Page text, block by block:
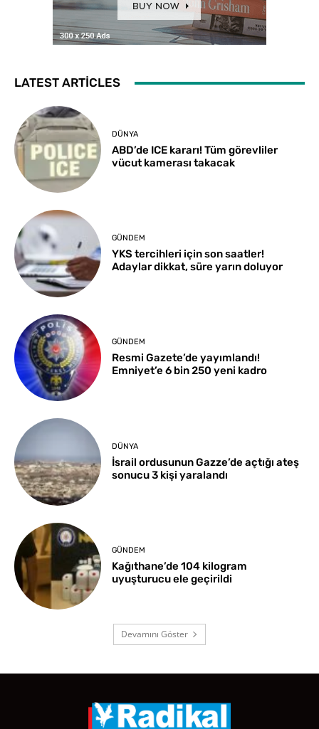
LATEST ARTICLES
DÜNYA
ABD’de ICE kararı! Tüm görevliler
vücut kamerası takacak
GÜNDEM
YKS tercihleri için son saatler!
Adaylar dikkat, süre yarın doluyor
GÜNDEM
Resmi Gazete’de yayımlandı!
Emniyet’e 6 bin 250 yeni kadro
DÜNYA
İsrail ordusunun Gazze’de açtığı ateş
sonucu 3 kişi yaralandı
GÜNDEM
Kağıthane’de 104 kilogram
uyuşturucu ele geçirildi
Devamını Göster